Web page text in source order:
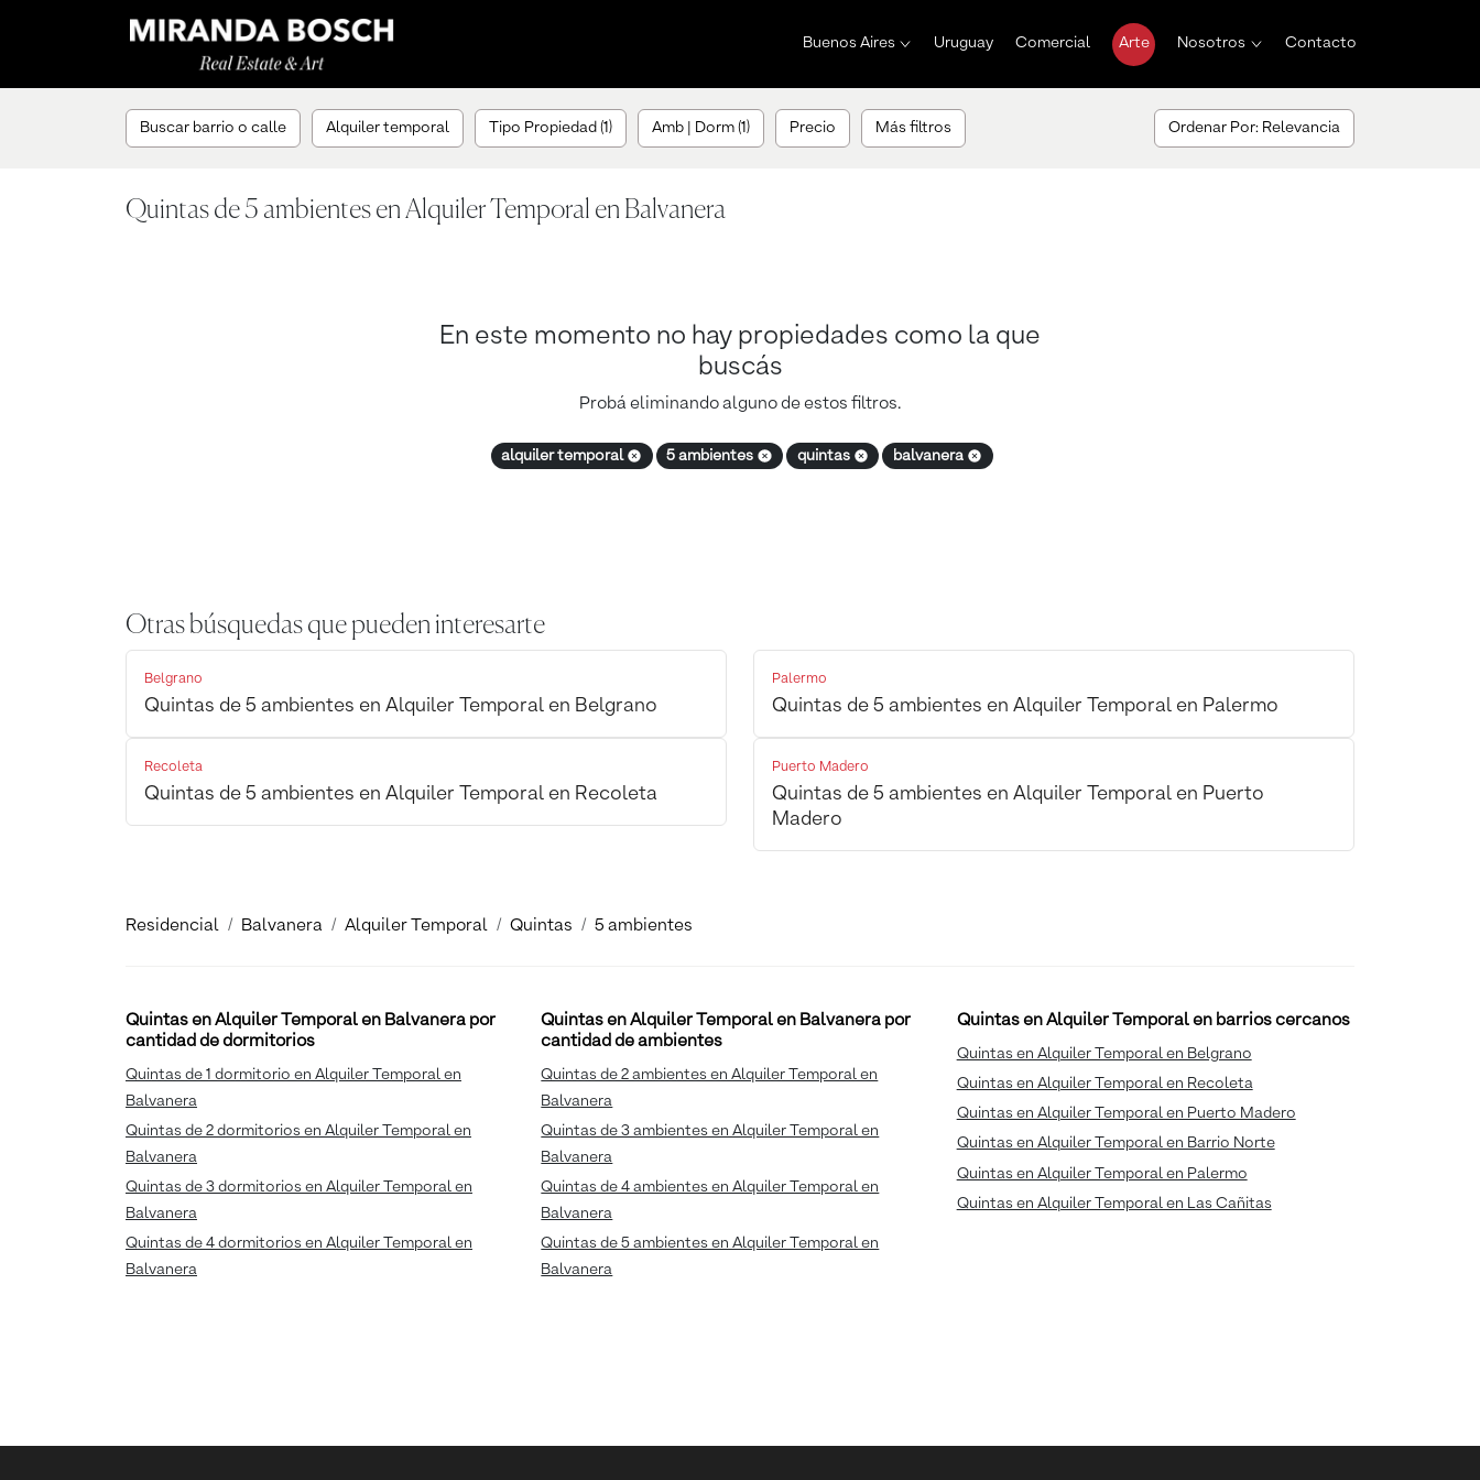
Buenos Aires Uruguay Comercial Arte Nosotros Contacto
Buscar barrio o calle Alquiler temporal Tipo Propiedad (1) Amb | Dorm (1) Precio Más filtros Ordenar Por: Relevancia
Quintas de 5 ambientes en Alquiler Temporal en Balvanera
En este momento no hay propiedades como la que
buscás
Probá eliminando alguno de estos filtros.
alquiler temporal 5 ambientes quintas balvanera
Otras búsquedas que pueden interesarte
Belgrano
Quintas de 5 ambientes en Alquiler Temporal en Belgrano
Palermo
Quintas de 5 ambientes en Alquiler Temporal en Palermo
Recoleta
Quintas de 5 ambientes en Alquiler Temporal en Recoleta
Puerto Madero
Quintas de 5 ambientes en Alquiler Temporal en Puerto
Madero
Residencial Balvanera Alquiler Temporal Quintas 5 ambientes
Quintas en Alquiler Temporal en Balvanera por
cantidad de dormitorios
Quintas de 1 dormitorio en Alquiler Temporal en
Balvanera
Quintas de 2 dormitorios en Alquiler Temporal en
Balvanera
Quintas de 3 dormitorios en Alquiler Temporal en
Balvanera
Quintas de 4 dormitorios en Alquiler Temporal en
Balvanera
Quintas en Alquiler Temporal en Balvanera por
cantidad de ambientes
Quintas de 2 ambientes en Alquiler Temporal en
Balvanera
Quintas de 3 ambientes en Alquiler Temporal en
Balvanera
Quintas de 4 ambientes en Alquiler Temporal en
Balvanera
Quintas de 5 ambientes en Alquiler Temporal en
Balvanera
Quintas en Alquiler Temporal en barrios cercanos
Quintas en Alquiler Temporal en Belgrano
Quintas en Alquiler Temporal en Recoleta
Quintas en Alquiler Temporal en Puerto Madero
Quintas en Alquiler Temporal en Barrio Norte
Quintas en Alquiler Temporal en Palermo
Quintas en Alquiler Temporal en Las Cañitas